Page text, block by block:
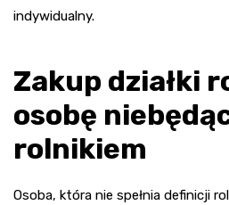
indywidualny.
Zakup działki
osobę
rolnikiem
Osoba, która nie spełnia definicji